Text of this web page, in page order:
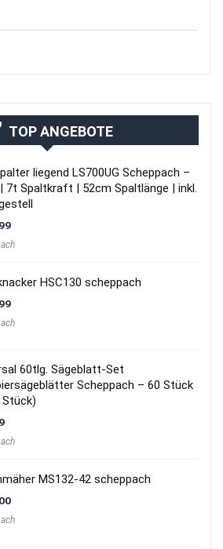
TOP ANGEBOTE
liegend LS700UG Scheppach –
7t Spaltkraft | 52cm Spaltlänge | inkl.
HSC130 scheppach
60tlg. Sägeblatt-Set
Scheppach – 60 Stück
MS132-42 scheppach